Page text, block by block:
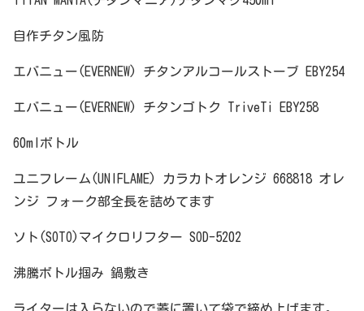
自作チタン風防
エバニュー(EVERNEW) チタンアルコールストーブ EBY254
エバニュー(EVERNEW) チタンゴトク TriveTi EBY258
60mlボトル
ユニフレーム(UNIFLAME) カラカトオレンジ 668818 オレ
ンジ フォーク部全長を詰めてます
ソト(SOTO)マイクロリフター SOD-5202
沸騰ボトル掴み 鍋敷き